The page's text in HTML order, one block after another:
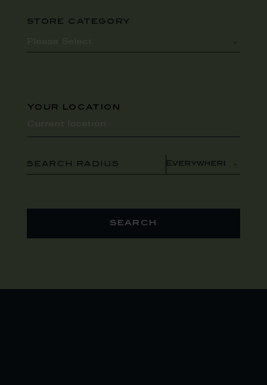
store category
Your location
SEARCH RADIUS
search